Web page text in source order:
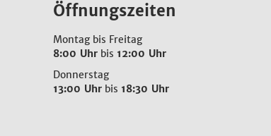
Öffnungszeiten
Montag bis Freitag
8:00 Uhrbis 12:00 Uhr
Donnerstag
13:00 Uhrbis 18:30 Uhr